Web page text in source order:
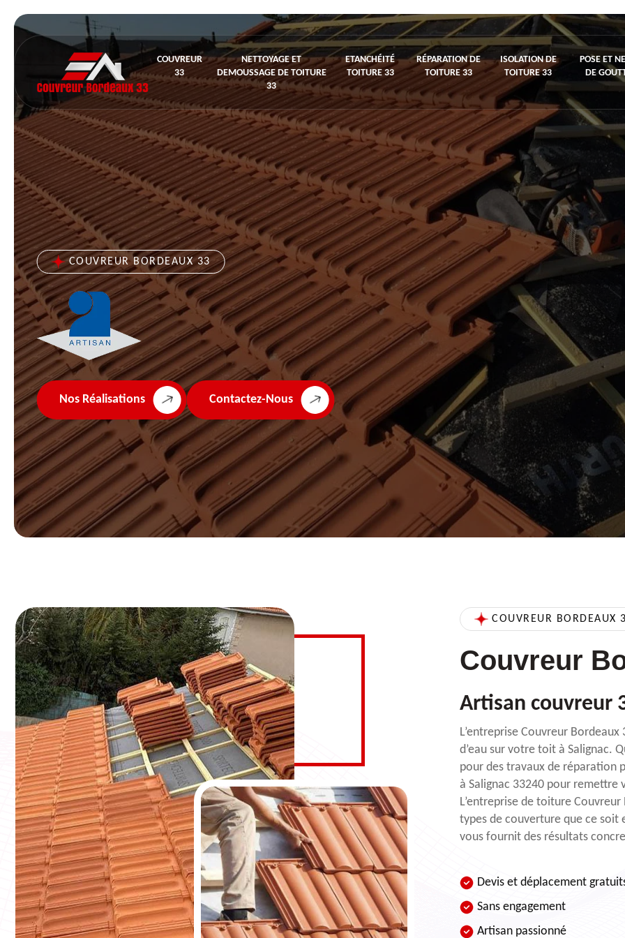
COUVREUR
33
NETTOYAGE ET
DEMOUSSAGE DE TOITURE
33
ETANCHÉITÉ
TOITURE 33
RÉPARATION DE
TOITURE 33
ISOLATION DE
TOITURE 33
POSE ET
DE
COUVREUR BORDEAUX 33
Nos Réalisations Contactez-Nous
COUVREUR BORDEAUX
Couvreur
Artisan couvreur
L’entreprise Couvreur
d’eau sur votre toit à Salignac.
pour des travaux de réparation
à Salignac 33240 pour
L’entreprise de toiture
types de couverture que ce soit
vous fournit des résultats
Devis et déplacement
Sans engagement
Artisan passionné